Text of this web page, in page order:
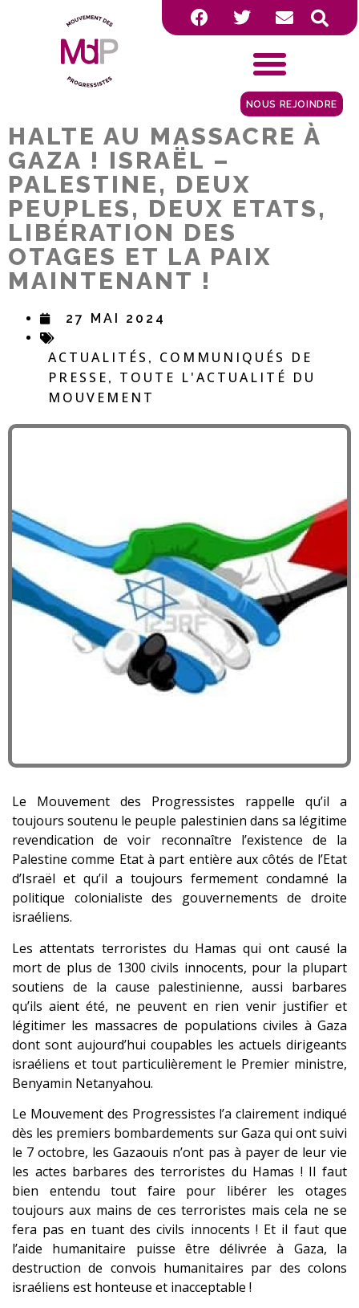
NOUS REJOINDRE
HALTE AU MASSACRE À
GAZA ! ISRAËL –
PALESTINE, DEUX
PEUPLES, DEUX ETATS,
LIBÉRATION DES
OTAGES ET LA PAIX
MAINTENANT !
27 MAI 2024
ACTUALITÉS , COMMUNIQUÉS DE
PRESSE , TOUTE L'ACTUALITÉ DU
MOUVEMENT
Le Mouvement des Progressistes rappelle qu’il a
toujours soutenu le peuple palestinien dans sa légitime
revendication de voir reconnaître l’existence de la
Palestine comme Etat à part entière aux côtés de l’Etat
d’Israël et qu’il a toujours fermement condamné la
politique colonialiste des gouvernements de droite
israéliens.
Les attentats terroristes du Hamas qui ont causé la
mort de plus de 1300 civils innocents, pour la plupart
soutiens de la cause palestinienne, aussi barbares
qu’ils aient été, ne peuvent en rien venir justifier et
légitimer les massacres de populations civiles à Gaza
dont sont aujourd’hui coupables les actuels dirigeants
israéliens et tout particulièrement le Premier ministre,
Benyamin Netanyahou.
Le Mouvement des Progressistes l’a clairement indiqué
dès les premiers bombardements sur Gaza qui ont suivi
le 7 octobre, les Gazaouis n’ont pas à payer de leur vie
les actes barbares des terroristes du Hamas ! Il faut
bien entendu tout faire pour libérer les otages
toujours aux mains de ces terroristes mais cela ne se
fera pas en tuant des civils innocents ! Et il faut que
l’aide humanitaire puisse être délivrée à Gaza, la
destruction de convois humanitaires par des colons
israéliens est honteuse et inacceptable !